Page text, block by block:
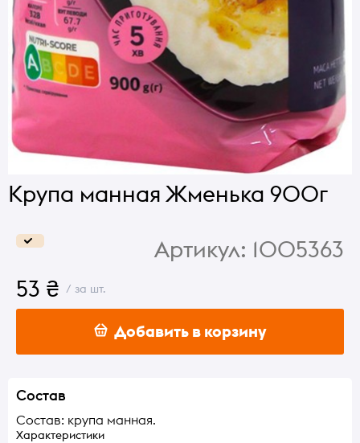
Крупа манная Жменька 900г
Артикул: 1005363
53 ₴ / за шт.
Добавить в корзину
Состав
Состав: крупа манная.
Характеристики